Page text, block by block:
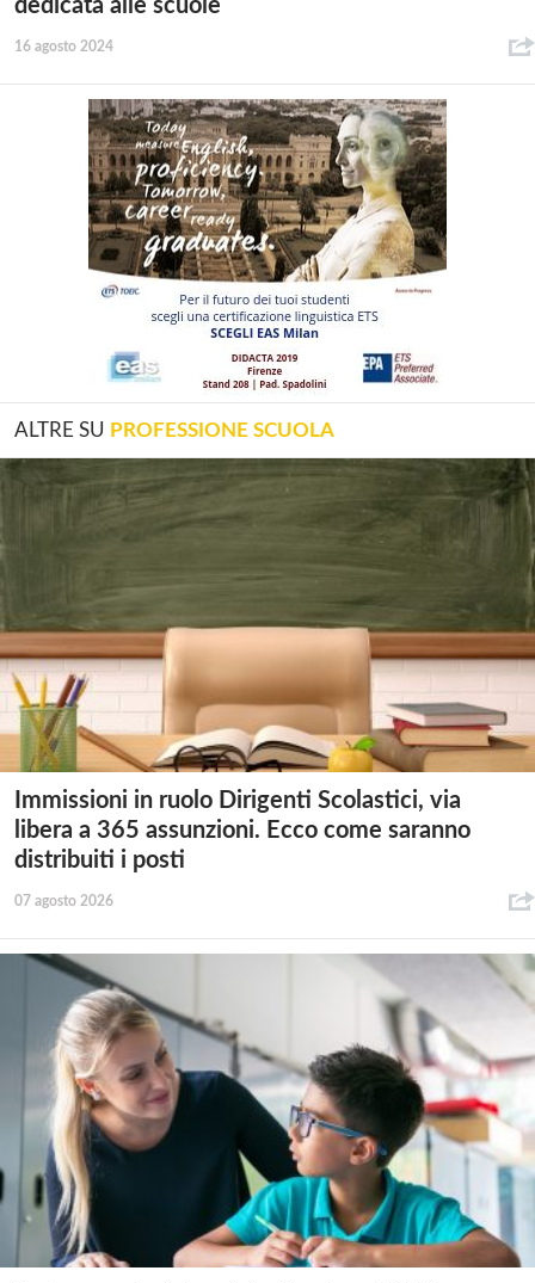
dedicata alle scuole
16 agosto 2024
ALTRE SU PROFESSIONE SCUOLA
Immissioni in ruolo Dirigenti Scolastici, via
libera a 365 assunzioni. Ecco come saranno
distribuiti i posti
07 agosto 2026